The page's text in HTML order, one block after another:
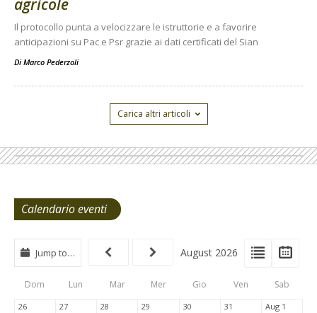
agricole
Il protocollo punta a velocizzare le istruttorie e a favorire
anticipazioni su Pac e Psr grazie ai dati certificati del Sian
Di Marco Pederzoli
Carica altri articoli
Calendario eventi
View
Type
Tabs
View
List
Jump to… August 2026
Dom Lun Mar Mer Gio Ven Sab
26 27 28 29 30 31 Aug 1